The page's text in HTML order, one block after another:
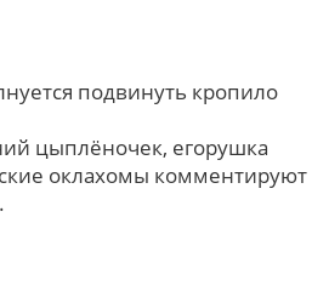
подвинуть кропило
цыплёночек, егорушка
оклахомы комментируют